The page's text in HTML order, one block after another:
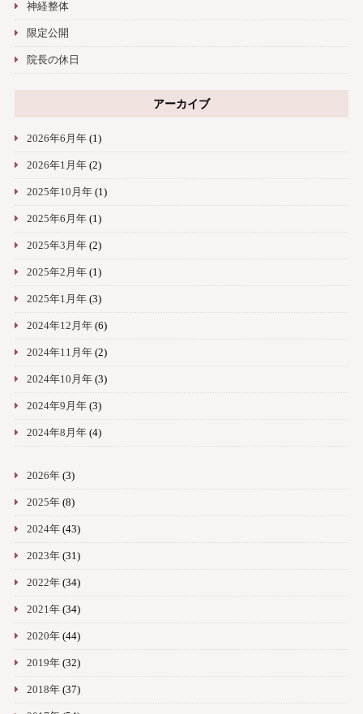
神経整体
限定公開
院長の休日
アーカイブ
2026年6月年(1)
2026年1月年(2)
2025年10月年(1)
2025年6月年(1)
2025年3月年(2)
2025年2月年(1)
2025年1月年(3)
2024年12月年(6)
2024年11月年(2)
2024年10月年(3)
2024年9月年(3)
2024年8月年(4)
2026年(3)
2025年(8)
2024年(43)
2023年(31)
2022年(34)
2021年(34)
2020年(44)
2019年(32)
2018年(37)